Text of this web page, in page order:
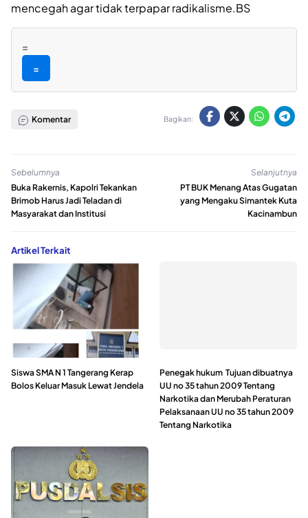
mencegah agar tidak terpapar radikalisme.BS
=
=
Komentar Bagikan:
Sebelumnya
Buka Rakernis, Kapolri Tekankan
Brimob Harus Jadi Teladan di
Masyarakat dan Institusi
Selanjutnya
PT BUK Menang Atas Gugatan
yang Mengaku Simantek Kuta
Kacinambun
Artikel Terkait
Siswa SMA N 1 Tangerang Kerap
Bolos Keluar Masuk Lewat Jendela
Penegak hukum Tujuan dibuatnya
UU no 35 tahun 2009 Tentang
Narkotika dan Merubah Peraturan
Pelaksanaan UU no 35 tahun 2009
Tentang Narkotika